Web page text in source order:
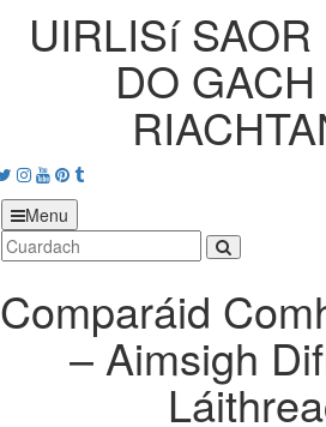
UIRLISí
DO
Twitter
Instagram
Youtube
Pinterest
tumblr
Menu
Comparáid
– Aimsigh